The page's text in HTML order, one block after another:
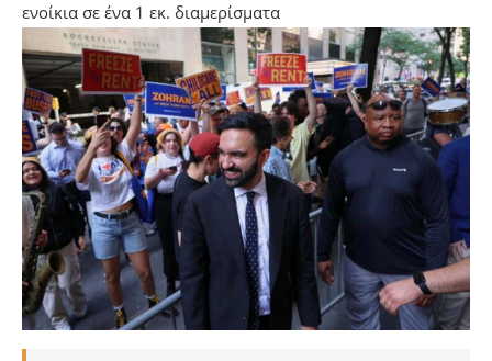
ενοίκια σε ένα 1 εκ. διαμερίσματα